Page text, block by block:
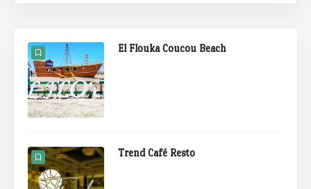
El Flouka Coucou Beach
Trend Café Resto